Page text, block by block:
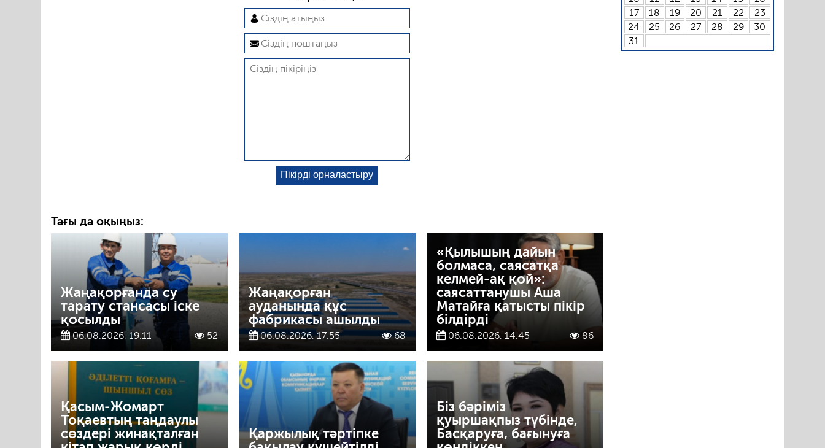
Тағы да оқыңыз:
Жаңақорғанда су
тарату стансасы іске
қосылды
06.08.2026, 19:11 52
Жаңақорған
ауданында құс
фабрикасы ашылды
06.08.2026, 17:55 68
«Қылышың дайын
болмаса, саясатқа
келмей-ақ қой»:
саясаттанушы Аша
Матайға қатысты пікір
білдірді
06.08.2026, 14:45 86
Қасым-Жомарт
Тоқаевтың таңдаулы
сөздері жинақталған
Қаржылық тәртіпке
Біз бәріміз
қуыршақпыз түбінде,
Басқаруға, бағынуға
17
18 19 20 21 22
23
24
25 26 27 28 29
30
31